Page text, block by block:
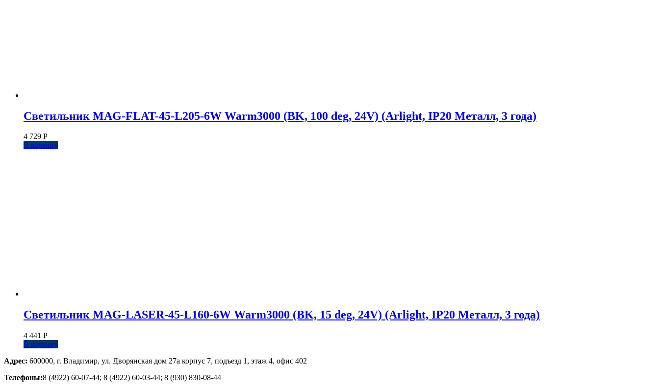
Светильник MAG-FLAT-45-L205-6W Warm3000 (BK, 100 deg, 24V) (Arlight, IP20 Металл, 3 года)
4 729 Р
В корзину
Светильник MAG-LASER-45-L160-6W Warm3000 (BK, 15 deg, 24V) (Arlight, IP20 Металл, 3 года)
4 441 Р
В корзину
Адрес: 600000, г. Владимир, ул. Дворянская дом 27а корпус 7, подъезд 1, этаж 4, офис 402
Телефоны:8 (4922) 60-07-44; 8 (4922) 60-03-44; 8 (930) 830-08-44